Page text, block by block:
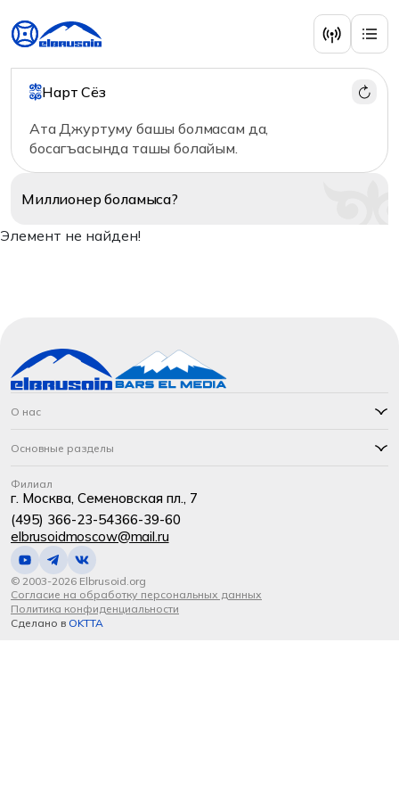
Нарт Сёз
Ата Джуртуму башы болмасам да,
босагъасында ташы болайым.
Миллионерболамыса?
Элемент не найден!
О нас
Основные разделы
Филиал
г. Москва, Семеновская пл., 7
(495) 366-23-54366-39-60
elbrusoidmoscow@mail.ru
© 2003-2026 Elbrusoid.org
Согласие на обработку персональных данных
Политика конфиденциальности
Сделано в OKTTA